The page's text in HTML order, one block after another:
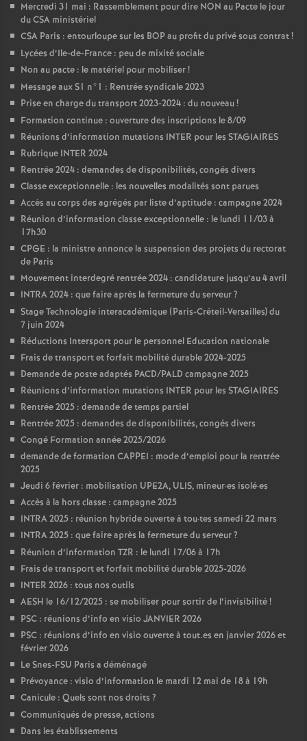
Mercredi 31 mai : Rassemblement pour dire NON au Pacte le jour
du CSA ministériel
CSA Paris : entourloupe sur les BOP au profit du privé sous contrat!
Lycées d’Ile-de-France : peu de mixité sociale
Non au pacte : le matériel pour mobiliser!
Message aux S1 n°1 : Rentrée syndicale 2023
Prise en charge du transport 2023-2024 : du nouveau!
Formation continue : ouverture des inscriptions le 8/09
Réunions d’information mutations INTER pour les STAGIAIRES
Rubrique INTER 2024
Rentrée 2024 : demandes de disponibilités, congés divers
Classe exceptionnelle : les nouvelles modalités sont parues
Accès au corps des agrégés par liste d’aptitude : campagne 2024
Réunion d’information classe exceptionnelle : le lundi 11/03 à
17h30
CPGE : la ministre annonce la suspension des projets du rectorat
de Paris
Mouvement interdegré rentrée 2024 : candidature jusqu’au 4 avril
INTRA 2024 : que faire après la fermeture du serveur?
Stage Technologie interacadémique (Paris-Créteil-Versailles) du
7 juin 2024
Réductions Intersport pour le personnel Education nationale
Frais de transport et forfait mobilité durable 2024-2025
Demande de poste adaptés PACD/PALD campagne 2025
Réunions d’information mutations INTER pour les STAGIAIRES
Rentrée 2025 : demande de temps partiel
Rentrée 2025 : demandes de disponibilités, congés divers
Congé Formation année 2025/2026
demande de formation CAPPEI : mode d’emploi pour la rentrée
2025
Jeudi 6 février : mobilisation UPE2A, ULIS, mineur·es isolé·es
Accès à la hors classe : campagne 2025
INTRA 2025 : réunion hybride ouverte à tou·tes samedi 22 mars
INTRA 2025 : que faire après la fermeture du serveur?
Réunion d’information TZR : le lundi 17/06 à 17h
Frais de transport et forfait mobilité durable 2025-2026
INTER 2026 : tous nos outils
AESH le 16/12/2025 : se mobiliser pour sortir de l’invisibilité!
PSC : réunions d’info en visio JANVIER 2026
PSC : réunions d’info en visio ouverte à tout.es en janvier 2026 et
février 2026
Le Snes-FSU Paris a déménagé
Prévoyance : visio d’information le mardi 12 mai de 18 à 19h
Canicule : Quels sont nos droits ?
Communiqués de presse, actions
Dans les établissements